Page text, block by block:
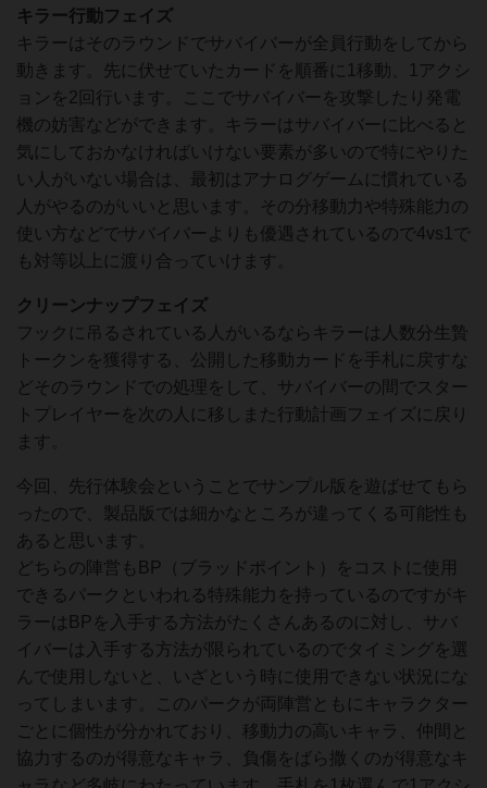
キラー行動フェイズ
キラーはそのラウンドでサバイバーが全員行動をしてから
動きます。先に伏せていたカードを順番に1移動、1アクシ
ョンを2回行います。ここでサバイバーを攻撃したり発電
機の妨害などができます。キラーはサバイバーに比べると
気にしておかなければいけない要素が多いので特にやりた
い人がいない場合は、最初はアナログゲームに慣れている
人がやるのがいいと思います。その分移動力や特殊能力の
使い方などでサバイバーよりも優遇されているので4vs1で
も対等以上に渡り合っていけます。
クリーンナップフェイズ
フックに吊るされている人がいるならキラーは人数分生贄
トークンを獲得する、公開した移動カードを手札に戻すな
どそのラウンドでの処理をして、サバイバーの間でスター
トプレイヤーを次の人に移しまた行動計画フェイズに戻り
ます。
今回、先行体験会ということでサンプル版を遊ばせてもら
ったので、製品版では細かなところが違ってくる可能性も
あると思います。
どちらの陣営もBP（ブラッドポイント）をコストに使用
できるパークといわれる特殊能力を持っているのですがキ
ラーはBPを入手する方法がたくさんあるのに対し、サバ
イバーは入手する方法が限られているのでタイミングを選
んで使用しないと、いざという時に使用できない状況にな
ってしまいます。このパークが両陣営ともにキャラクター
ごとに個性が分かれており、移動力の高いキャラ、仲間と
協力するのが得意なキャラ、負傷をばら撒くのが得意なキ